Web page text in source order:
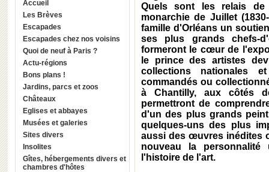
Accueil
Les Brèves
Escapades
Escapades chez nos voisins
Quoi de neuf à Paris ?
Actu-régions
Bons plans !
Jardins, parcs et zoos
Châteaux
Eglises et abbayes
Musées et galeries
Sites divers
Insolites
Gîtes, hébergements divers et
chambres d'hôtes
Quels sont les relais
monarchie de Juillet
famille d'Orléans un
ses plus grands chefs-
formeront le cœur de
le prince des artistes
collections nationales
commandés ou
à Chantilly, aux côtés
permettront de
d'un des plus grands
quelques-uns des plus
aussi des œuvres inédites
nouveau la
l'histoire de l'art.